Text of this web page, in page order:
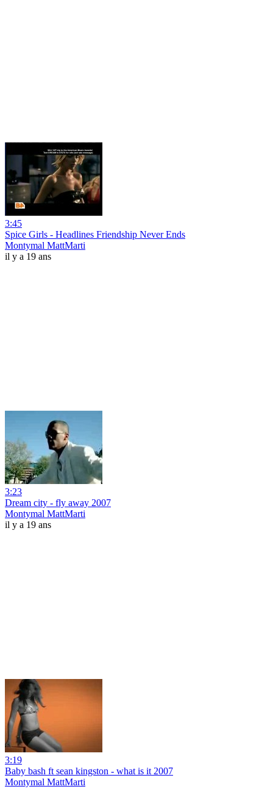
3:45
Spice Girls - Headlines Friendship Never Ends
Montymal MattMarti
il y a 19 ans
3:23
Dream city - fly away 2007
Montymal MattMarti
il y a 19 ans
3:19
Baby bash ft sean kingston - what is it 2007
Montymal MattMarti